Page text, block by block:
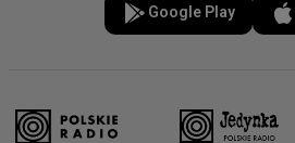
Google Play